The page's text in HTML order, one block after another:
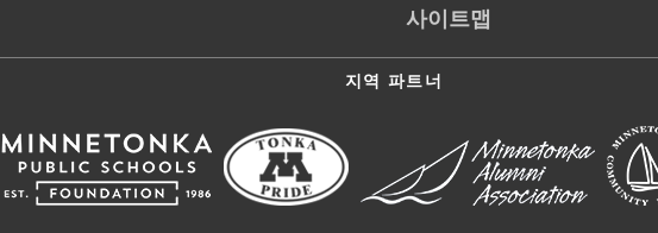
사이트맵
지역 파트너